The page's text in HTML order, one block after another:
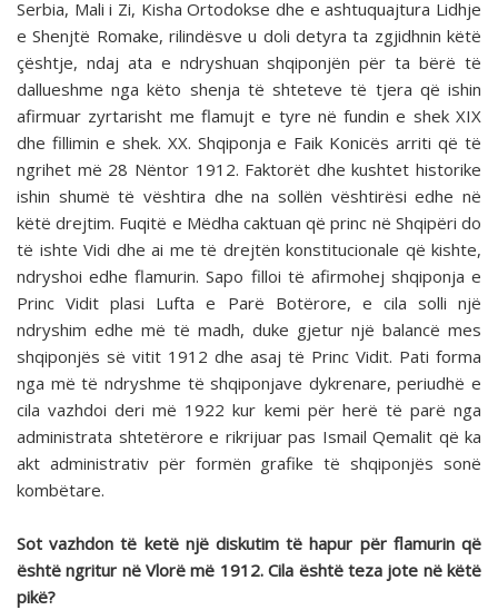
Serbia, Mali i Zi, Kisha Ortodokse dhe e ashtuquajtura Lidhje
e Shenjtë Romake, rilindësve u doli detyra ta zgjidhnin këtë
çështje, ndaj ata e ndryshuan shqiponjën për ta bërë të
dallueshme nga këto shenja të shteteve të tjera që ishin
afirmuar zyrtarisht me flamujt e tyre në fundin e shek XIX
dhe fillimin e shek. XX. Shqiponja e Faik Konicës arriti që të
ngrihet më 28 Nëntor 1912. Faktorët dhe kushtet historike
ishin shumë të vështira dhe na sollën vështirësi edhe në
këtë drejtim. Fuqitë e Mëdha caktuan që princ në Shqipëri do
të ishte Vidi dhe ai me të drejtën konstitucionale që kishte,
ndryshoi edhe flamurin. Sapo filloi të afirmohej shqiponja e
Princ Vidit plasi Lufta e Parë Botërore, e cila solli një
ndryshim edhe më të madh, duke gjetur një balancë mes
shqiponjës së vitit 1912 dhe asaj të Princ Vidit. Pati forma
nga më të ndryshme të shqiponjave dykrenare, periudhë e
cila vazhdoi deri më 1922 kur kemi për herë të parë nga
administrata shtetërore e rikrijuar pas Ismail Qemalit që ka
akt administrativ për formën grafike të shqiponjës sonë
kombëtare.
Sot vazhdon të ketë një diskutim të hapur për flamurin që
është ngritur në Vlorë më 1912. Cila është teza jote në këtë
pikë?